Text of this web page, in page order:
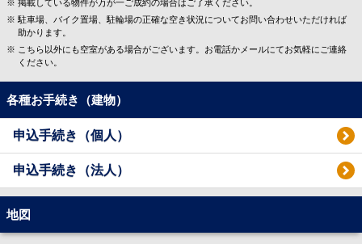
掲載している物件が万が一ご成約の場合はご了承ください。
駐車場、バイク置場、駐輪場の正確な空き状況についてお問い合わせいただければ
助かります。
こちら以外にも空室がある場合がございます。お電話かメールにてお気軽にご連絡
ください。
各種お手続き（建物）
申込手続き（個人）
申込手続き（法人）
地図